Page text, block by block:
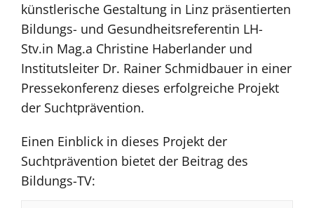
künstlerische Gestaltung in Linz präsentierten
Bildungs- und Gesundheitsreferentin LH-
Stv.in Mag.a Christine Haberlander und
Institutsleiter Dr. Rainer Schmidbauer in einer
Pressekonferenz dieses erfolgreiche Projekt
der Suchtprävention.
Einen Einblick in dieses Projekt der
Suchtprävention bietet der Beitrag des
Bildungs-TV: